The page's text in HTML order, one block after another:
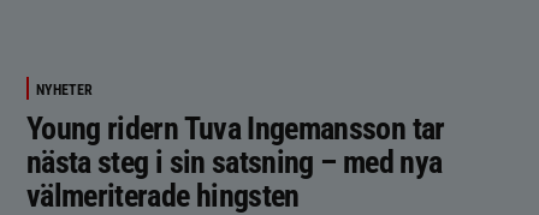
NYHETER
Young ridern Tuva Ingemansson tar
nästa steg i sin satsning – med nya
välmeriterade hingsten